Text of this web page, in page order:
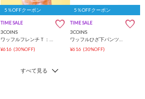
5％OFFクーポン
TIME SALE
3COINS
¥616 (30%OFF)
5％OFFクーポン
TIME SALE
3COINS
¥616 (30%OFF)